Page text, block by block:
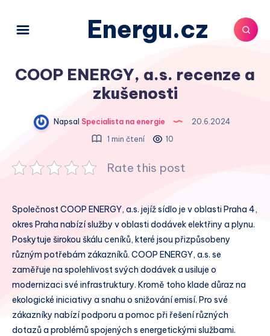
Energu.cz
COOP ENERGY, a.s. recenze a
zkušenosti
Napsal Specialista na energie
20.6.2024
1 min čtení
10
Rate this post
Společnost COOP ENERGY, a.s. jejíž sídlo je v oblasti Praha 4,
okres Praha nabízí služby v oblasti dodávek elektřiny a plynu.
Poskytuje širokou škálu ceníků, které jsou přizpůsobeny
různým potřebám zákazníků. COOP ENERGY, a.s. se
zaměřuje na spolehlivost svých dodávek a usiluje o
modernizaci své infrastruktury. Kromě toho klade důraz na
ekologické iniciativy a snahu o snižování emisí. Pro své
zákazníky nabízí podporu a pomoc při řešení různých
dotazů a problémů spojených s energetickými službami.